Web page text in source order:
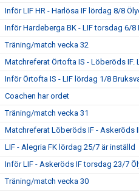
Inför LIF HR - Harlösa IF lördag 8/8
Inför Hardeberga BK - LIF torsdag 6/8
Träning/match vecka 32
Matchreferat Örtofta IS - Löberöds IF.
Inför Örtofta IS - LIF lördag 1/8
Coachen har ordet
Träning/match vecka 31
Matchreferat Löberöds IF - Askeröds
LIF - Alegria FK lördag 25/7 är inställd
Inför LIF - Askeröds IF torsdag 23/7
Träning/match vecka 30